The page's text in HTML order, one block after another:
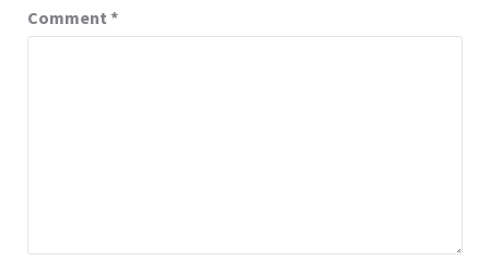
Comment *